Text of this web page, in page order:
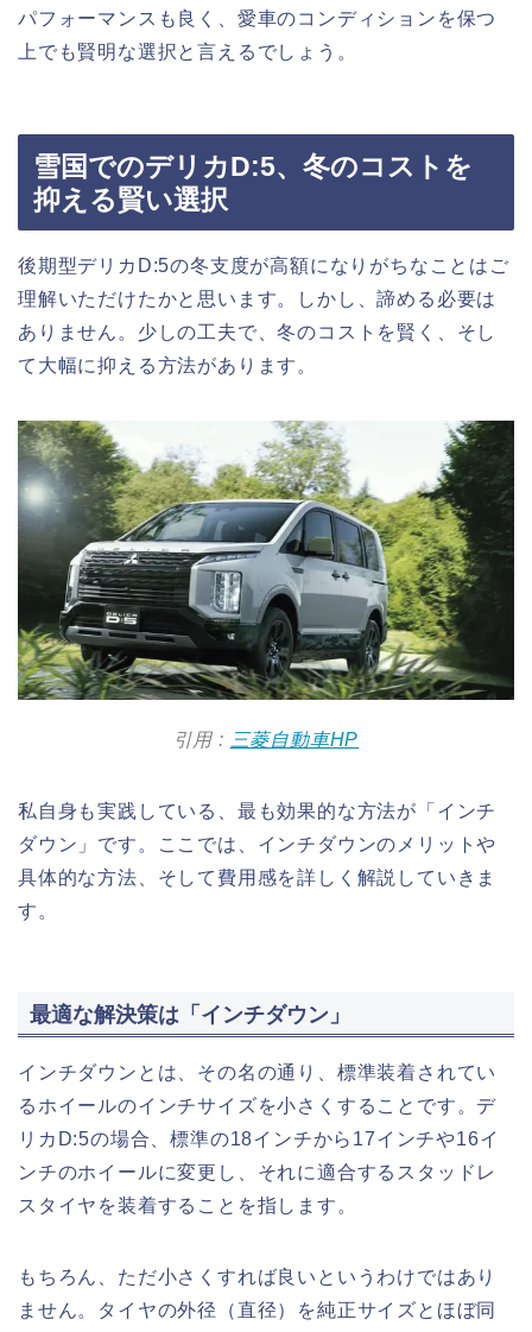
パフォーマンスも良く、愛車のコンディションを保つ
上でも賢明な選択と言えるでしょう。
雪国でのデリカD:5、冬のコストを
抑える賢い選択
後期型デリカD:5の冬支度が高額になりがちなことはご
理解いただけたかと思います。しかし、諦める必要は
ありません。少しの工夫で、冬のコストを賢く、そし
て大幅に抑える方法があります。
引用 : 三菱自動車HP
私自身も実践している、最も効果的な方法が「インチ
ダウン」です。ここでは、インチダウンのメリットや
具体的な方法、そして費用感を詳しく解説していきま
す。
最適な解決策は「インチダウン」
インチダウンとは、その名の通り、標準装着されてい
るホイールのインチサイズを小さくすることです。デ
リカD:5の場合、標準の18インチから17インチや16イ
ンチのホイールに変更し、それに適合するスタッドレ
スタイヤを装着することを指します。
もちろん、ただ小さくすれば良いというわけではあり
ません。タイヤの外径（直径）を純正サイズとほぼ同